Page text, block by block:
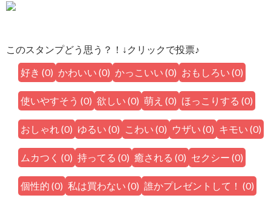
このスタンプどう思う？！↓クリックで投票♪
好き (0) かわいい (0) かっこいい (0) おもしろい (0)
使いやすそう (0) 欲しい (0) 萌え (0) ほっこりする (0)
おしゃれ(0) ゆるい (0) こわい (0) ウザい (0) キモい (0)
ムカつく (0) 持ってる (0) 癒される (0) セクシー (0)
個性的 (0) 私は買わない (0) 誰かプレゼントして！ (0)